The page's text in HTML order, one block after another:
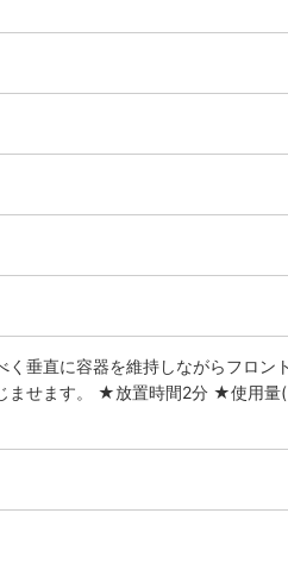
垂直に容器を維持しながらフロン
ませます。 ★放置時間2分 ★使用量